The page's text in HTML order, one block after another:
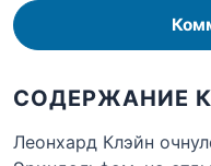
СОДЕРЖАНИЕ
Леонхард Клэйн